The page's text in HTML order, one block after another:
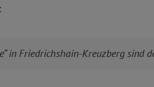
in Friedrichshain-Kreuzberg sind